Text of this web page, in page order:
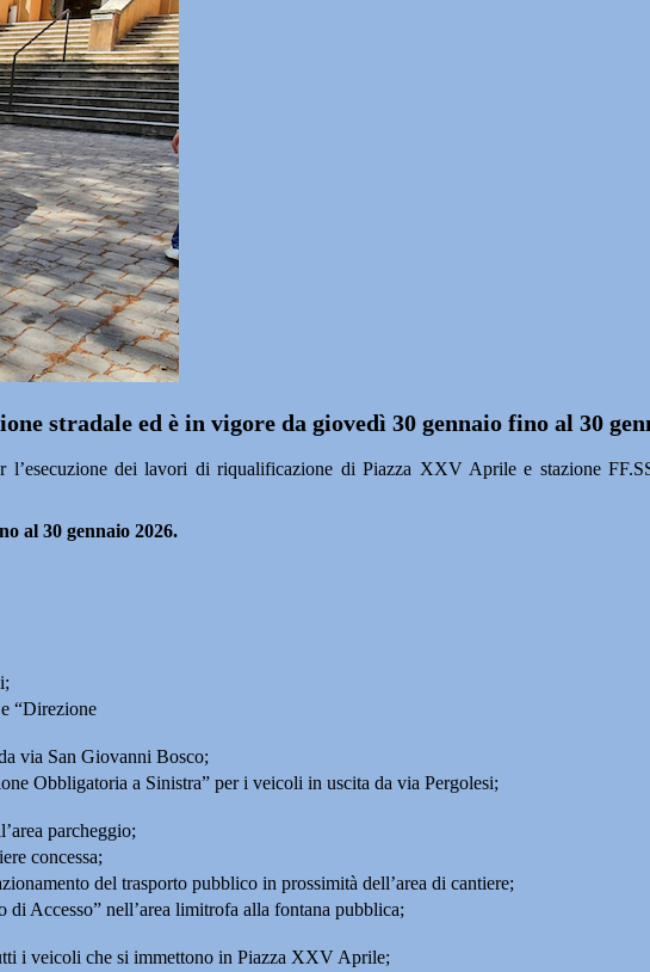
stradale ed è in vigore da giovedì 30 gennaio fino al 30
l’esecuzione dei lavori di riqualificazione di Piazza XXV Aprile e stazione
al 30 gennaio 2026.
“Direzione
via San Giovanni Bosco;
Obbligatoria a Sinistra” per i veicoli in uscita da via Pergolesi;
parcheggio;
concessa;
del trasporto pubblico in prossimità dell’area di cantiere;
Accesso” nell’area limitrofa alla fontana pubblica;
i veicoli che si immettono in Piazza XXV Aprile;